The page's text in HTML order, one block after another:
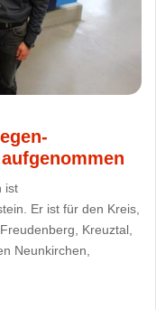
ist
Er ist für den Kreis,
Kreuztal,
Neunkirchen,